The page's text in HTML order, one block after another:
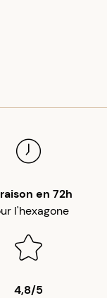
en 72h
l'hexagone
4,8/5